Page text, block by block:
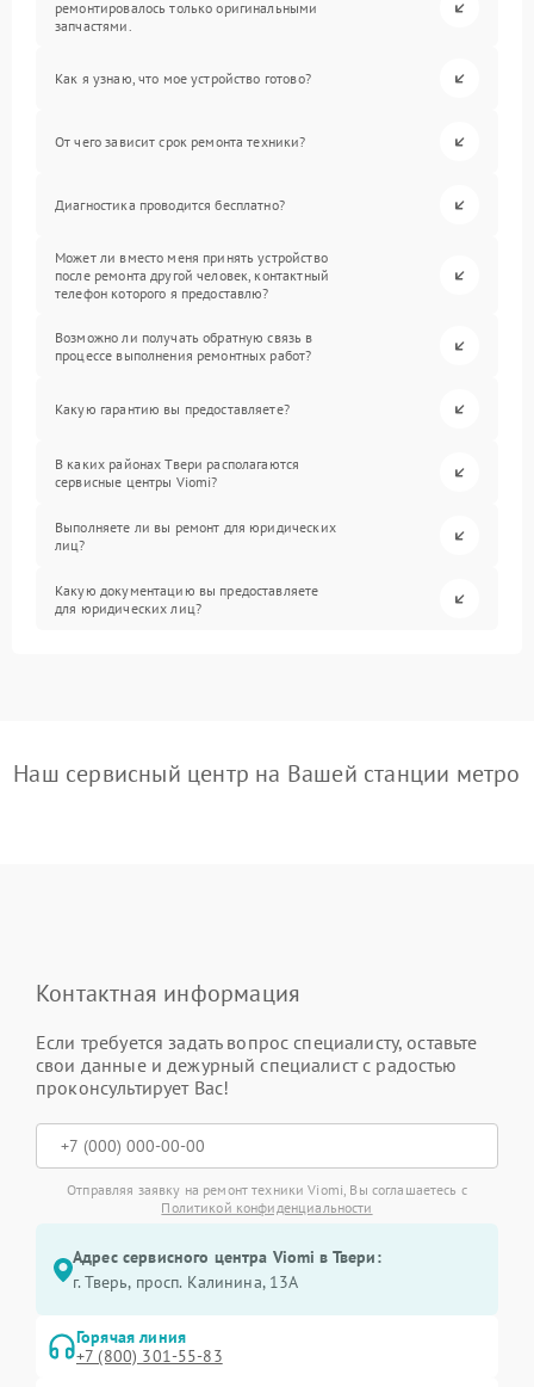
ремонтировалось только оригинальными
запчастями.
Как я узнаю, что мое устройство готово?
От чего зависит срок ремонта техники?
Диагностика проводится бесплатно?
Может ли вместо меня принять устройство
после ремонта другой человек, контактный
телефон которого я предоставлю?
Возможно ли получать обратную связь в
процессе выполнения ремонтных работ?
Какую гарантию вы предоставляете?
В каких районах Твери располагаются
сервисные центры Viomi?
Выполняете ли вы ремонт для юридических
лиц?
Какую документацию вы предоставляете
для юридических лиц?
Наш сервисный центр на Вашей станции метро
Контактная информация
Если требуется задать вопрос специалисту, оставьте
свои данные и дежурный специалист с радостью
проконсультирует Вас!
Отправляя заявку на ремонт техники Viomi, Вы соглашаетесь с
Политикой конфиденциальности
Адрес сервисного центра Viomi в Твери:
г. Тверь, просп. Калинина, 13А
Горячая линия
+7 (800) 301-55-83